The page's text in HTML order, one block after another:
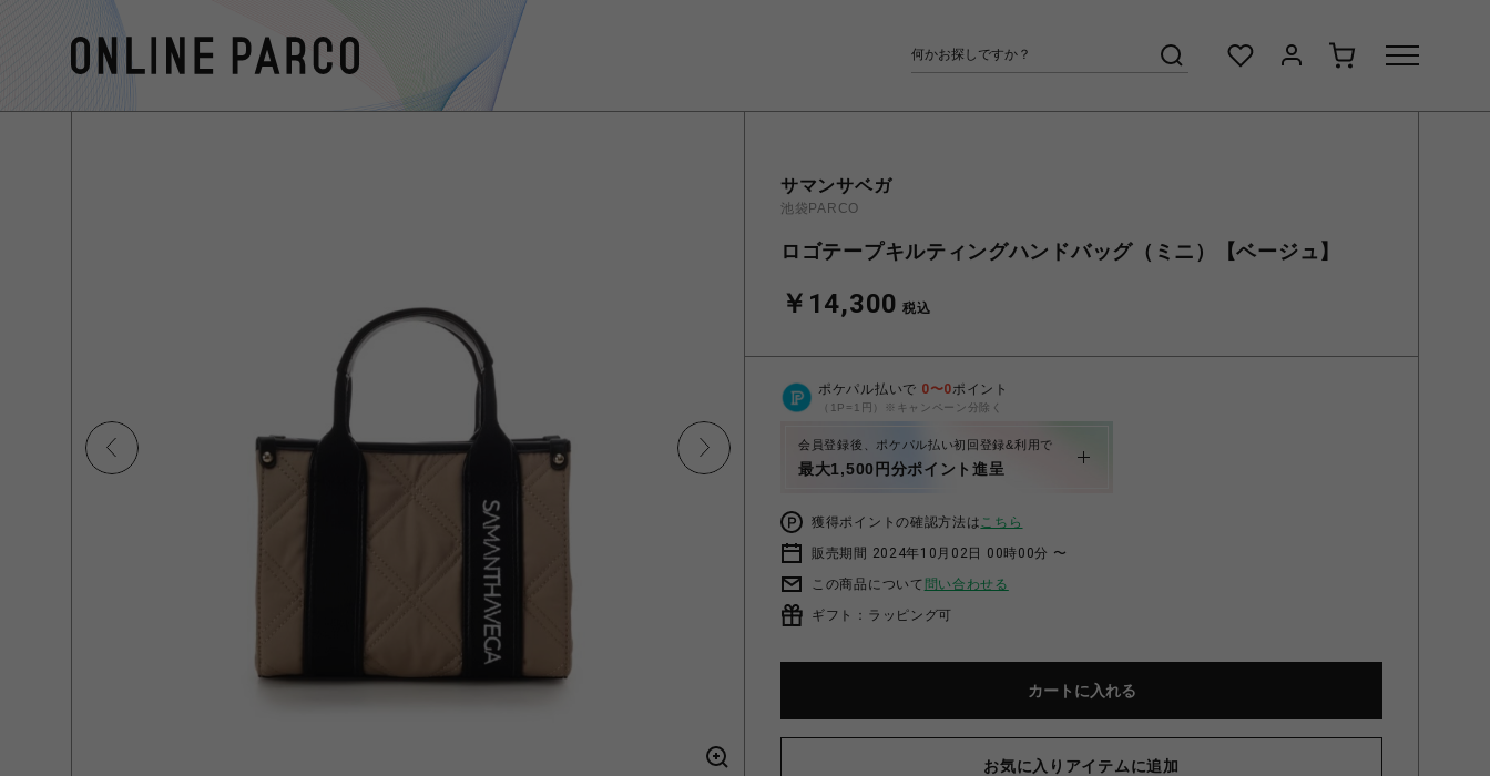
サマンサベガ
池袋PARCO
ロゴテープキルティングハンドバッグ（ミニ）【ベージュ】
￥14,300 税込
ポケパル払いで 0〜0ポイント
（1P=1円）※キャンペーン分除く
会員登録後、ポケパル払い初回登録&利用で
最大1,500円分ポイント進呈
獲得ポイントの確認方法はこちら
販売期間 2024年10月02日 00時00分 〜
この商品について 問い合わせる
ギフト：ラッピング可
カートに入れる
お気に入りアイテムに追加